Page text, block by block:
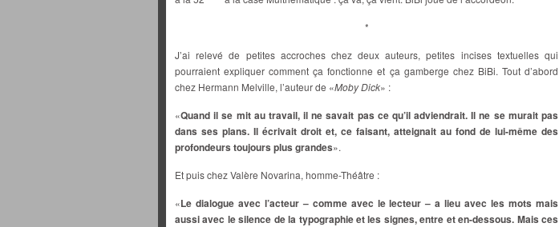
*
J’ai relevé de petites accroches chez deux auteurs, petites incises textuelles qui
pourraient expliquer comment ça fonctionne et ça gamberge chez BiBi. Tout d’abord
chez Hermann Melville, l’auteur de «Moby Dick» :
«Quand il se mit au travail, il ne savait pas ce qu’il adviendrait. Il ne se murait pas
dans ses plans. Il écrivait droit et, ce faisant, atteignait au fond de lui-même des
profondeurs toujours plus grandes».
Et puis chez Valère Novarina, homme-Théâtre :
«Le dialogue avec l’acteur – comme avec le lecteur – a lieu avec les mots mais
aussi avec le silence de la typographie et les signes, entre et en-dessous. Mais ces